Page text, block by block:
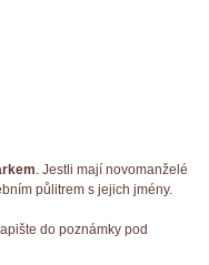
. Jestli mají novomanželé
půlitrem s jejich jmény.
do poznámky pod